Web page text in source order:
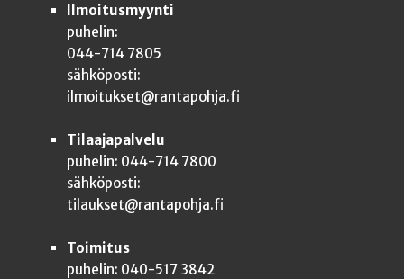
Ilmoitusmyynti
puhelin:
044-714 7805
sähköposti:
ilmoitukset@rantapohja.fi
Tilaajapalvelu
puhelin: 044-714 7800
sähköposti:
tilaukset@rantapohja.fi
Toimitus
puhelin: 040-517 3842